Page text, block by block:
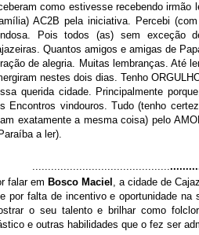
como estivesse recebendo irmão
AC2B pela iniciativa. Percebi
Pois todos (as) sem exceção
Quantos amigos e amigas de
de alegria. Muitas lembranças. Até
nestes dois dias. Tenho
querida cidade. Principalmente
Encontros vindouros. Tudo (tenho
exatamente a mesma coisa) pelo
a ler).
............................................
falar em Bosco Maciel , a cidade de
por falta de incentivo e oportunidade na
o seu talento e brilhar como
e outras habilidades que o fez ser